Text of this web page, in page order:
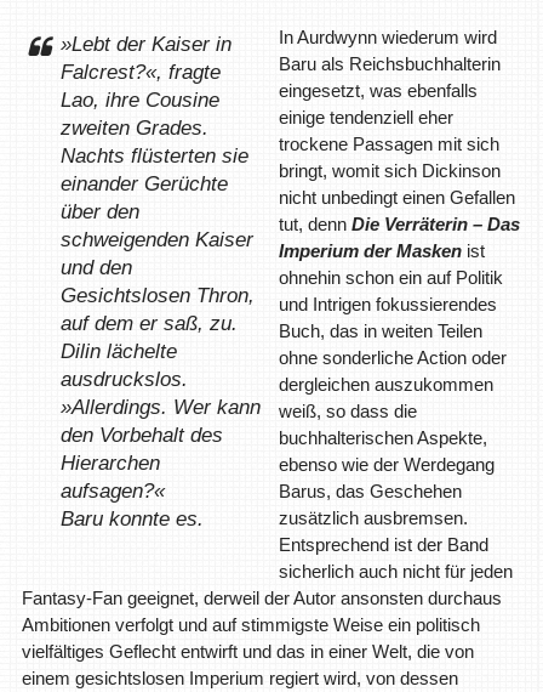
»Lebt der Kaiser in
Falcrest?«, fragte
Lao, ihre Cousine
zweiten Grades.
Nachts flüsterten sie
einander Gerüchte
über den
schweigenden Kaiser
und den
Gesichtslosen Thron,
auf dem er saß, zu.
Dilin lächelte
ausdruckslos.
»Allerdings. Wer kann
den Vorbehalt des
Hierarchen
aufsagen?«
Baru konnte es.
In Aurdwynn wiederum wird
Baru als Reichsbuchhalterin
eingesetzt, was ebenfalls
einige tendenziell eher
trockene Passagen mit sich
bringt, womit sich Dickinson
nicht unbedingt einen Gefallen
tut, denn Die Verräterin – Das
Imperium der Maskenist
ohnehin schon ein auf Politik
und Intrigen fokussierendes
Buch, das in weiten Teilen
ohne sonderliche Action oder
dergleichen auszukommen
weiß, so dass die
buchhalterischen Aspekte,
ebenso wie der Werdegang
Barus, das Geschehen
zusätzlich ausbremsen.
Entsprechend ist der Band
sicherlich auch nicht für jeden
Fantasy-Fan geeignet, derweil der Autor ansonsten durchaus
Ambitionen verfolgt und auf stimmigste Weise ein politisch
vielfältiges Geflecht entwirft und das in einer Welt, die von
einem gesichtslosen Imperium regiert wird, von dessen